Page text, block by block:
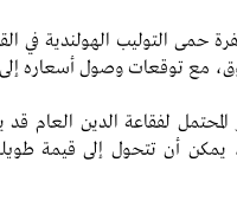
حمى التوليب الهولندية في
مع توقعات وصول أسعاره إلى
لفقاعة الدين العام
يمكن أن تتحول إلى قيمة